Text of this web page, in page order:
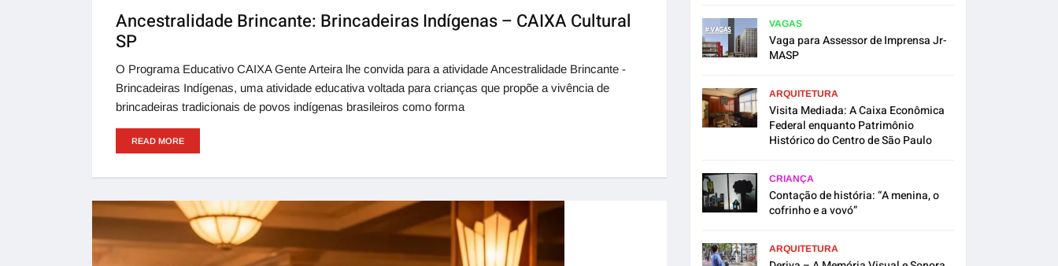
Ancestralidade Brincante: Brincadeiras Indígenas – CAIXA Cultural
SP
O Programa Educativo CAIXA Gente Arteira lhe convida para a atividade Ancestralidade Brincante -
Brincadeiras Indígenas, uma atividade educativa voltada para crianças que propõe a vivência de
brincadeiras tradicionais de povos indígenas brasileiros como forma
READ MORE
VAGAS
Vaga para Assessor de Imprensa Jr-
MASP
ARQUITETURA
Visita Mediada: A Caixa Econômica
Federal enquanto Patrimônio
Histórico do Centro de São Paulo
CRIANÇA
Contação de história: “A menina, o
cofrinho e a vovó”
ARQUITETURA